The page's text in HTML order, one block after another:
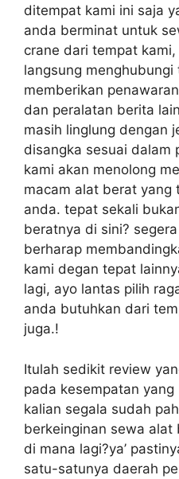
ditempat kami ini saja
anda berminat untuk
crane dari tempat
langsung
memberikan
dan peralatan berita
masih linglung dengan
disangka sesuai dalam
kami akan menolong
macam alat berat yang
anda. tepat sekali
beratnya di sini?
berharap
kami degan tepat
lagi, ayo lantas pilih
anda butuhkan dari
juga.!
Itulah sedikit review
pada kesempatan
kalian segala sudah
berkeinginan sewa
di mana lagi?ya’
satu-satunya daerah